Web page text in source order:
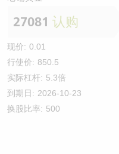
27081 认购
现价: 0.01
行使价: 850.5
实际杠杆: 5.3倍
到期日: 2026-10-23
换股比率: 500